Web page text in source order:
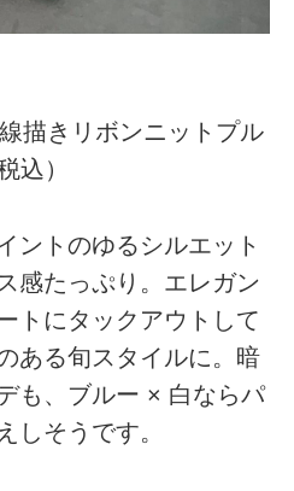
描きリボンニットプル
込）
ントのゆるシルエット
感たっぷり。エレガン
トにタックアウトして
ある旬スタイルに。暗
も、ブルー × 白ならパ
しそうです。